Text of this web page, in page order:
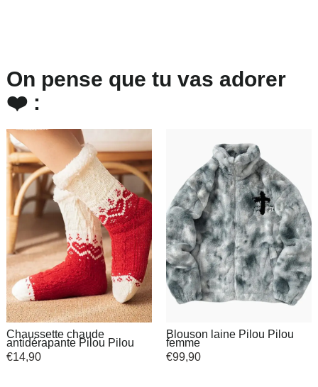
On pense que tu vas adorer
❤️ :
Chaussette chaude
antidérapante Pilou Pilou
€14,90
Blouson laine Pilou Pilou
femme
€99,90